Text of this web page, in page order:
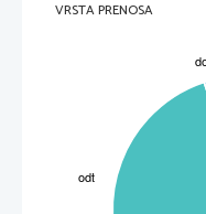
VRSTA PRENOSA